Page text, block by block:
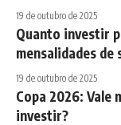
19 de outubro de 2025
Quanto investir
mensalidades de
19 de outubro de 2025
Copa 2026: Vale
investir?